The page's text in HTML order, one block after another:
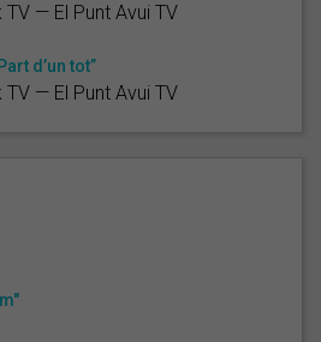
TV — El Punt Avui TV
d’un tot”
TV — El Punt Avui TV